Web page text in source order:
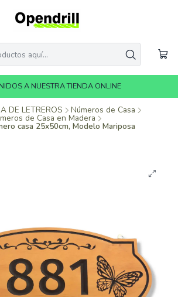
A NUESTRA TIENDA ONLINE
DE LETREROS Números de Casa
de Casa en Madera
casa 25x50cm, Modelo Mariposa